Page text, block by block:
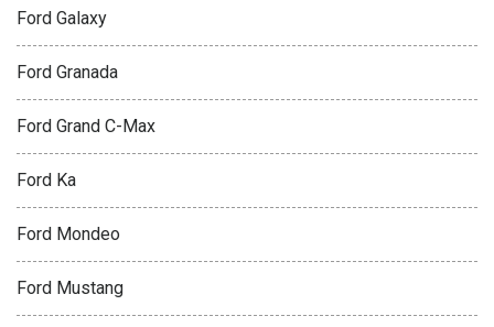
Ford Galaxy
Ford Granada
Ford Grand C-Max
Ford Ka
Ford Mondeo
Ford Mustang